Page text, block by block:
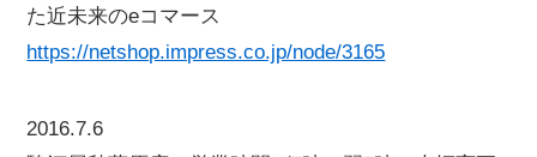
た近未来のeコマース
https://netshop.impress.co.jp/node/3165
2016.7.6